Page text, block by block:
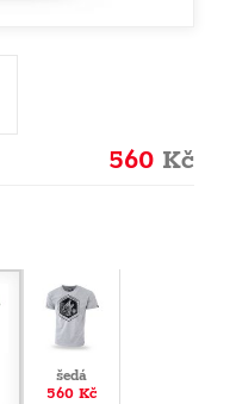
560 Kč
šedá
560 Kč